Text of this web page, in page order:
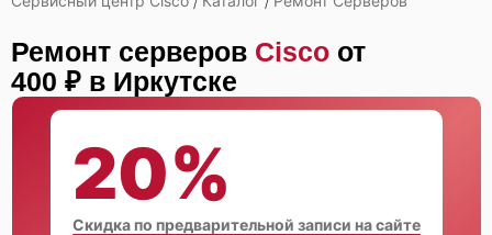
/ /
Ремонт серверов Cisco от
400 ₽ в Иркутске
20%
Скидка по предварительной записи на сайте